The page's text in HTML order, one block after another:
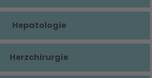
Hepatologie
Herzchirurgie